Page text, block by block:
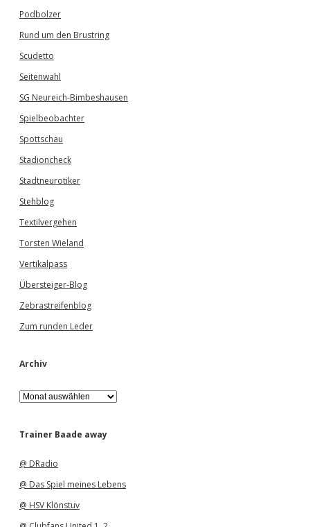
Podbolzer
Rund um den Brustring
Scudetto
Seitenwahl
SG Neureich-Bimbeshausen
Spielbeobachter
Spottschau
Stadioncheck
Stadtneurotiker
Stehblog
Textilvergehen
Torsten Wieland
Vertikalpass
Übersteiger-Blog
Zebrastreifenblog
Zum runden Leder
Archiv
A
r
h
Trainer Baade away
@ DRadio
@ Das Spiel meines Lebens
@ HSV Klönstuv